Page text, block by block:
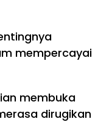
mempercayai
membuka
dirugikan